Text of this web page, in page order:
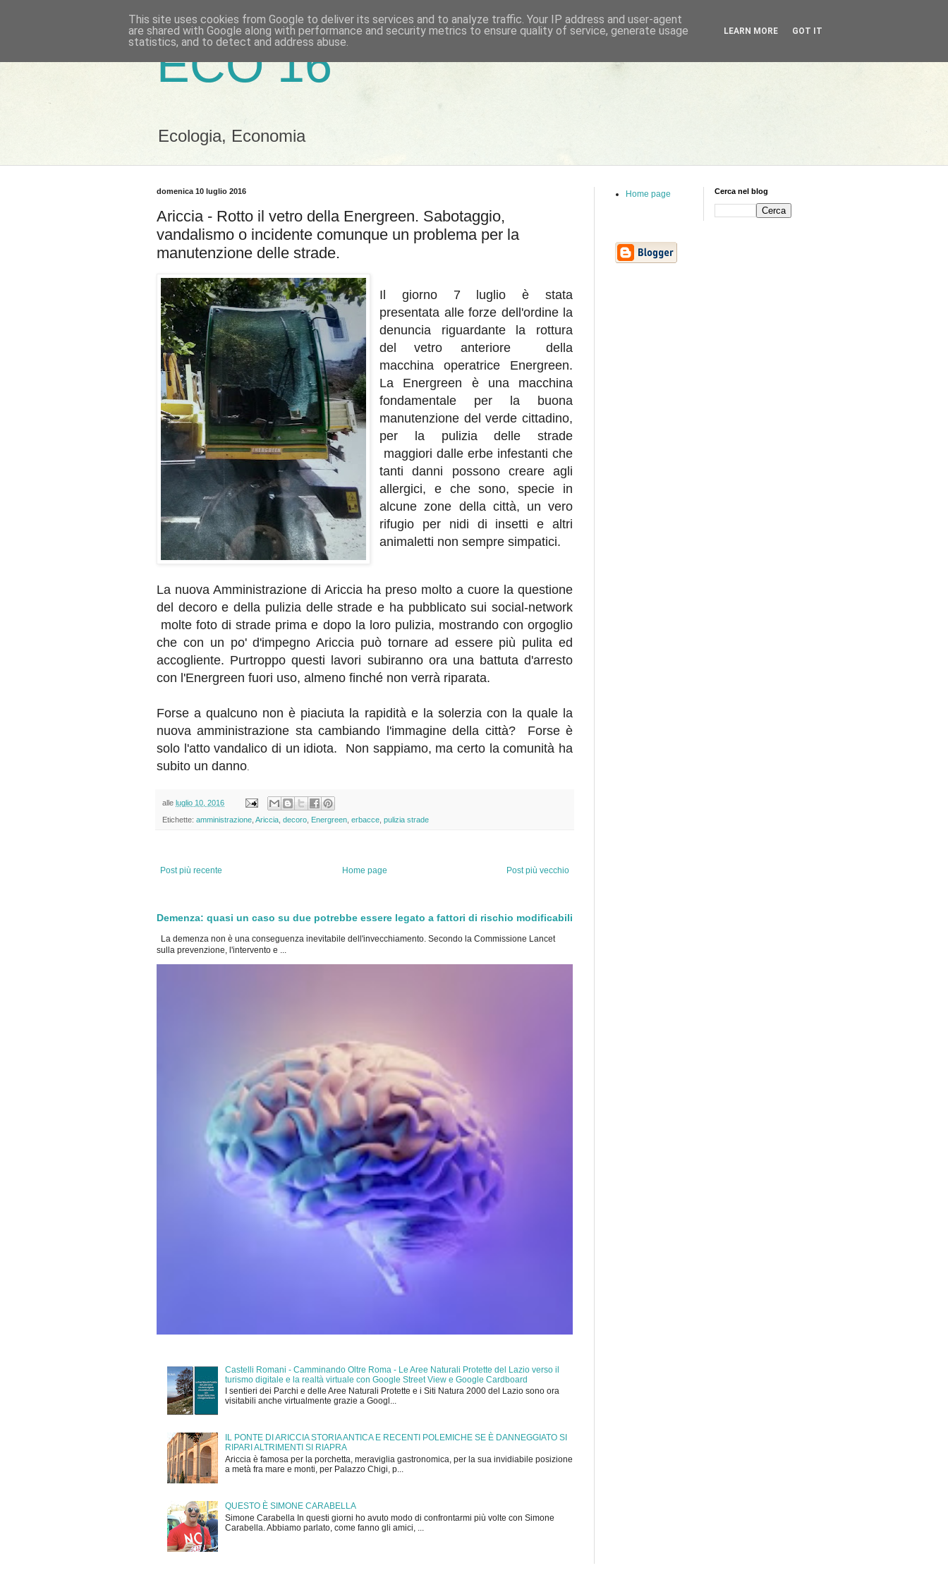
ECO 16
Ecologia, Economia
domenica 10 luglio 2016
Ariccia - Rotto il vetro della Energreen. Sabotaggio,
vandalismo o incidente comunque un problema per la
manutenzione delle strade.
Il giorno 7 luglio è stata
presentata alle forze dell'ordine la
denuncia riguardante la rottura
del vetro anteriore della
macchina operatrice Energreen.
La Energreen è una macchina
fondamentale per la buona
manutenzione del verde cittadino,
per la pulizia delle strade
maggiori dalle erbe infestanti che
tanti danni possono creare agli
allergici, e che sono, specie in
alcune zone della città, un vero
rifugio per nidi di insetti e altri
animaletti non sempre simpatici.
La nuova Amministrazione di Ariccia ha preso molto a cuore la questione
del decoro e della pulizia delle strade e ha pubblicato sui social-network
molte foto di strade prima e dopo la loro pulizia, mostrando con orgoglio
che con un po' d'impegno Ariccia può tornare ad essere più pulita ed
accogliente. Purtroppo questi lavori subiranno ora una battuta d'arresto
con l'Energreen fuori uso, almeno finché non verrà riparata.
Forse a qualcuno non è piaciuta la rapidità e la solerzia con la quale la
nuova amministrazione sta cambiando l'immagine della città? Forse è
solo l'atto vandalico di un idiota. Non sappiamo, ma certo la comunità ha
subito un danno
alle luglio 10, 2016
Etichette: amministrazione Ariccia decoro Energreen erbacce pulizia strade
Post più recente Post più vecchio
Home page
Demenza: quasi un caso su due potrebbe essere legato a fattori di rischio modificabili
La demenza non è una conseguenza inevitabile dell'invecchiamento. Secondo la Commissione Lancet
sulla prevenzione, l'intervento e ...
Castelli Romani - Camminando Oltre Roma - Le Aree Naturali Protette del Lazio verso il
turismo digitale e la realtà virtuale con Google Street View e Google Cardboard
I sentieri dei Parchi e delle Aree Naturali Protette e i Siti Natura 2000 del Lazio sono ora
visitabili anche virtualmente grazie a Googl...
IL PONTE DI ARICCIA STORIA ANTICA E RECENTI POLEMICHE SE È DANNEGGIATO SI
RIPARI ALTRIMENTI SI RIAPRA
Ariccia è famosa per la porchetta, meraviglia gastronomica, per la sua invidiabile posizione
a metà fra mare e monti, per Palazzo Chigi, p...
QUESTO È SIMONE CARABELLA
Simone Carabella In questi giorni ho avuto modo di confrontarmi più volte con Simone
Carabella. Abbiamo parlato, come fanno gli amici, ...
Home page Cerca nel blog
This site uses cookies from Google to deliver its services and to analyze traffic. Your IP address and user-agent
are shared with Google along with performance and security metrics to ensure quality of service, generate usage
statistics, and to detect and address abuse.
LEARN MORE GOT IT